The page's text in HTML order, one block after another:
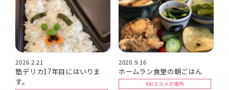
2026.2.21
塾デリカ17年目にはいりま
す。
2020.9.16
ホームラン食堂の朝ごはん
#おススメの場所